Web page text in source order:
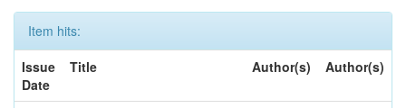
Item hits:
Issue
Date
Title Author(s) Author(s)